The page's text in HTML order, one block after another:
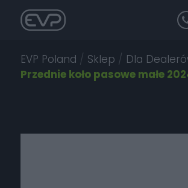
EVP Poland / Sklep / Dla
Przednie koło pasowe małe